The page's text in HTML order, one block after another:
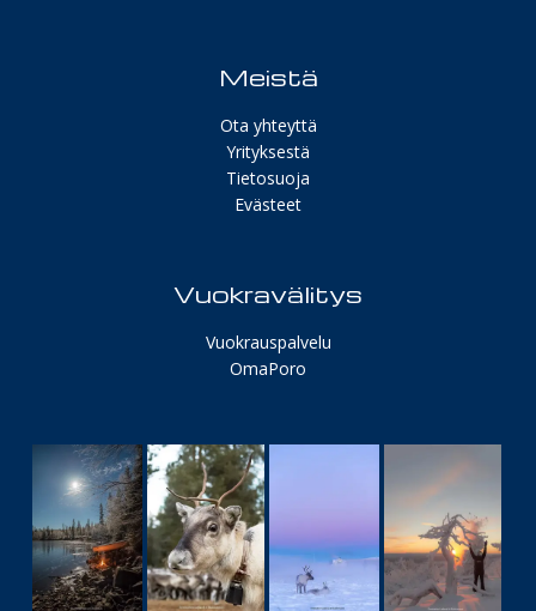
Meistä
Ota yhteyttä
Yrityksestä
Tietosuoja
Evästeet
Vuokravälitys
Vuokrauspalvelu
OmaPoro